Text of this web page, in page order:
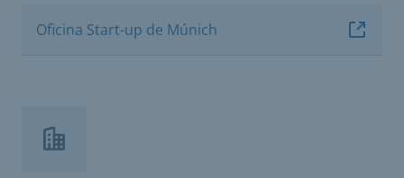
Oficina Start-up de Múnich